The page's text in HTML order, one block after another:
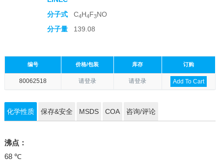
分子式
C4H4F3NO
分子量
139.08
编号 价格/包装 库存 订购
80062518 请登录 请登录 Add To Cart
化学性质 保存&安全 MSDS COA 咨询/评论
沸点：
68 ℃